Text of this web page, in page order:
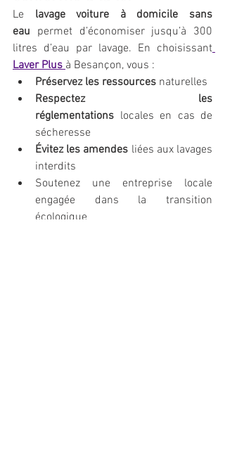
Le lavage voiture à domicile sans
eau permet d’économiser jusqu’à 300
litres d’eau par lavage. En choisissant
Laver Plus à Besançon, vous :
Préservez les ressources naturelles
Respectez les
réglementations locales en cas de
sécheresse
Évitez les amendes liées aux lavages
interdits
Soutenez une entreprise locale
engagée dans la transition
écologique